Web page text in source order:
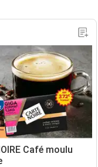
Café moulu